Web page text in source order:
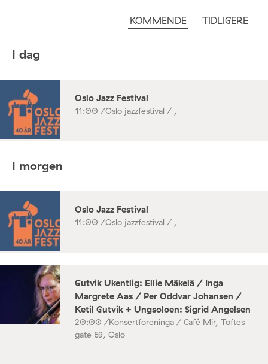
KOMMENDE TIDLIGERE
I dag
Oslo Jazz Festival
11:00 /Oslo jazzfestival / ,
I morgen
Oslo Jazz Festival
11:00 /Oslo jazzfestival / ,
Gutvik Ukentlig: Ellie Mäkelä / Inga
Margrete Aas / Per Oddvar Johansen /
Ketil Gutvik + Ungsoloen: Sigrid Angelsen
20:00 /Konsertforeninga / Café Mir, Toftes
gate 69, Oslo